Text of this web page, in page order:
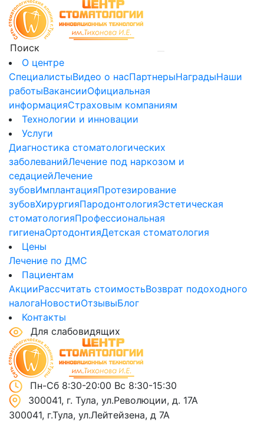
О центре
СпециалистыВидео о насПартнерыНаградыНаши
работыВакансииОфициальная
информацияСтраховым компаниям
Технологии и инновации
Услуги
Диагностика стоматологических
заболеванийЛечение под наркозом и
седациейЛечение
зубовИмплантацияПротезирование
зубовХирургияПародонтологияЭстетическая
стоматологияПрофессиональная
гигиенаОртодонтияДетская стоматология
Цены
Лечение по ДМС
Пациентам
АкцииРассчитать стоимостьВозврат подоходного
налогаНовостиОтзывыБлог
Контакты
Для слабовидящих
Пн-Сб 8:30-20:00 Вс 8:30-15:30
300041, г. Тула, ул.Революции, д. 17А
300041, г.Тула, ул.Лейтейзена, д 7А